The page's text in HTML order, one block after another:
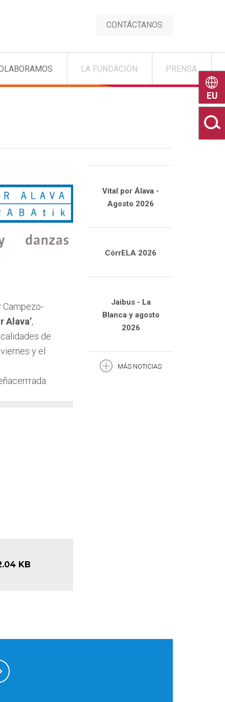
CONTÁCTANOS
LA FUNDACIÓN PRENSA
Campezo-
Alava’,
de
y el
KB
Vital por Álava -
Agosto 2026
CórrELA 2026
Jaibus - La
Blanca y agosto
2026
MÁS NOTICIAS